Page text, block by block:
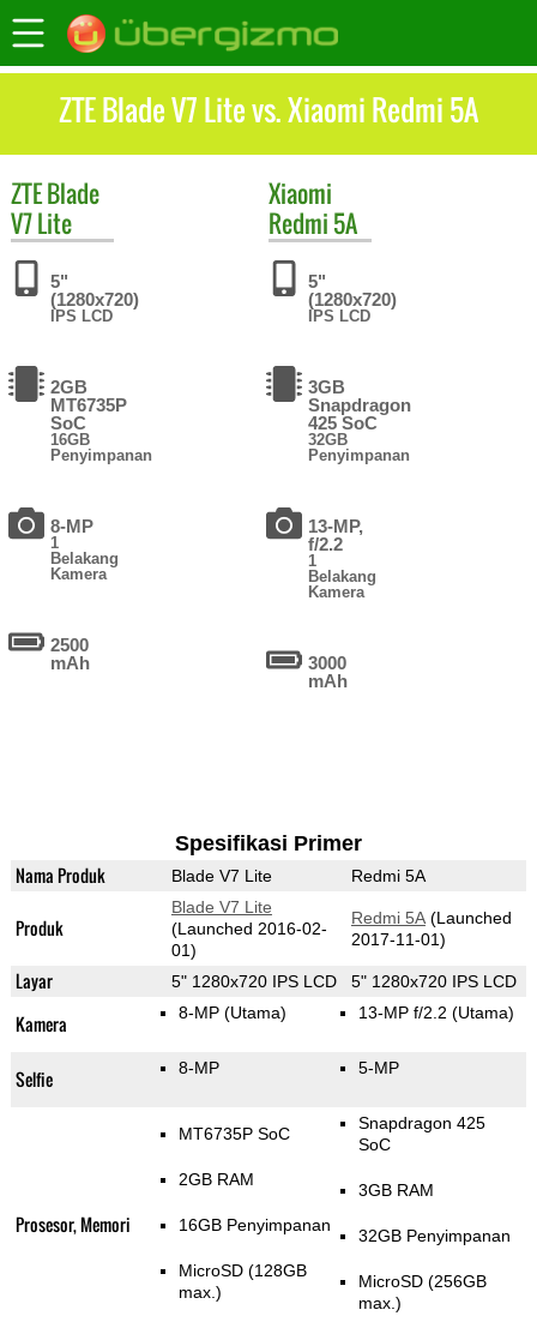
ZTE Blade V7 Lite vs. Xiaomi Redmi 5A
ZTEBlade
V7 Lite
5"
(1280x720)
IPS LCD
2GB
MT6735P
SoC
16GB
Penyimpanan
8-MP
1
Belakang
Kamera
2500
mAh
Xiaomi
Redmi 5A
5"
(1280x720)
IPS LCD
3GB
Snapdragon
425 SoC
32GB
Penyimpanan
13-MP,
f/2.2
1
Belakang
Kamera
3000
mAh
Spesifikasi Primer
Nama Produk Blade V7 Lite Redmi 5A
Produk
Blade V7 Lite
(Launched 2016-02-
01)
Redmi 5A(Launched
2017-11-01)
Layar 5" 1280x720 IPS LCD 5" 1280x720 IPS LCD
Kamera 8-MP (Utama) 13-MP f/2.2 (Utama)
Selfie 8-MP 5-MP
Prosesor, Memori
MT6735P SoC
2GB RAM
16GB Penyimpanan
MicroSD (128GB
max.)
Snapdragon 425
SoC
3GB RAM
32GB Penyimpanan
MicroSD (256GB
max.)